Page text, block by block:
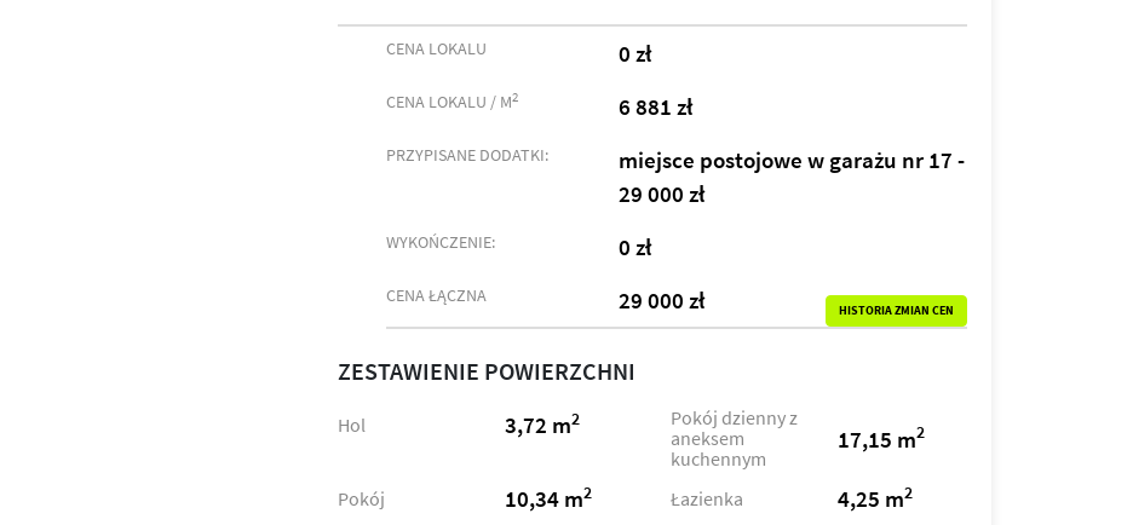
CENA LOKALU 0 zł
CENA LOKALU / M2 6 881 zł
PRZYPISANE DODATKI:
miejsce postojowe w garażu nr 17 -
29 000 zł
WYKOŃCZENIE: 0 zł
CENA ŁĄCZNA 29 000 zł HISTORIA ZMIAN CEN
ZESTAWIENIE POWIERZCHNI
Hol 3,72 m2
Pokój dzienny z
aneksem
kuchennym
17,15 m2
Pokój 10,34 m2 Łazienka 4,25 m2